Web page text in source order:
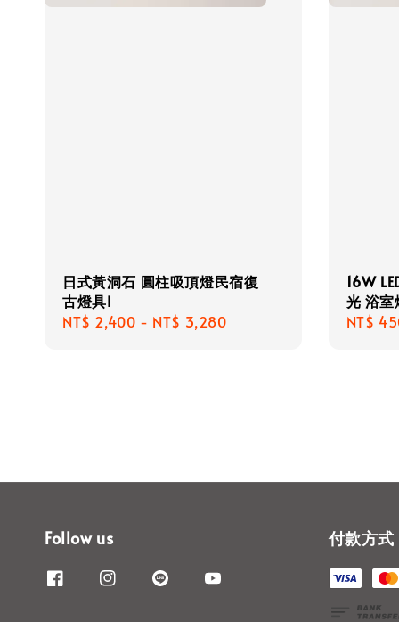
日式黃洞石 圓柱吸頂燈民宿復
古燈具I
Regular
NT$ 2,400 - NT$ 3,280
16W
光 浴
NT$
Follow us 付款方式